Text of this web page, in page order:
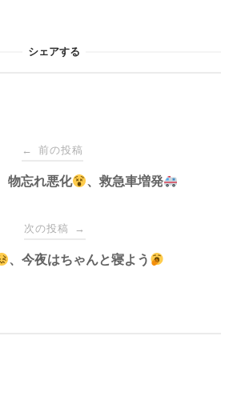
シェアする
← 前の投稿
物忘れ悪化 、救急車増発
次の投稿 →
、今夜はちゃんと寝よう